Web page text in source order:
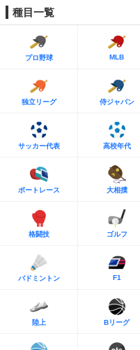
種目一覧
プロ野球 MLB
独立リーグ 侍ジャパン
サッカー代表 高校年代
ボートレース 大相撲
格闘技 ゴルフ
バドミントン F1
陸上 Bリーグ